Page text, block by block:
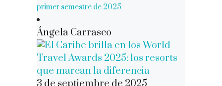
primer semestre de 2025
Ángela Carrasco